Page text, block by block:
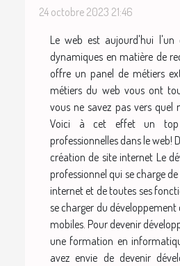
24 octobre 2023 21:46
Le web est aujourd'hui l'un
dynamiques en matière de
offre un panel de métiers
métiers du web vous ont
vous ne savez pas vers quel
Voici à cet effet un top
professionnelles dans le web!
création de site internet Le
professionnel qui se charge
internet et de toutes ses
se charger du
mobiles. Pour devenir
une formation en
avez envie de devenir